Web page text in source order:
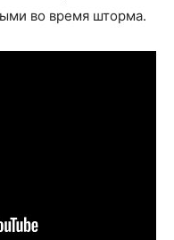
во время шторма.